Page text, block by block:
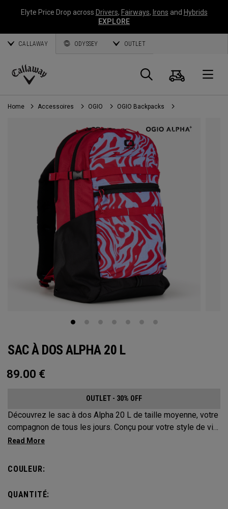
Elyte Price Drop across Drivers, Fairways, Irons and Hybrids
EXPLORE
CALLAWAY ODYSSEY OUTLET
Callaway
Golf
Panier
Home Accessoires OGIO OGIO Backpacks
SAC À DOS ALPHA 20 L
89.00 €
OUTLET - 30% OFF
Découvrez le sac à dos Alpha 20 L de taille moyenne, votre
compagnon de tous les jours. Conçu pour votre style de vie
actif, ce sac est suffisamment spacieux pour accueillir vos
ne pas vous alourdir. Doté d’une poche intérieure pour
prêt à affronter tout ce que la vie vous réserve.
COULEUR:
QUANTITÉ: